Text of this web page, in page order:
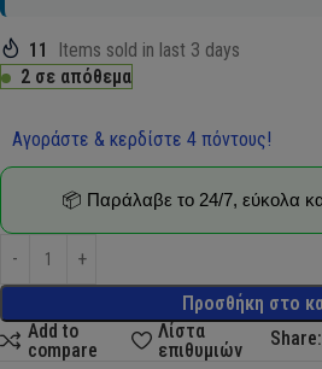
11
Items sold in last 3 days
2 σε απόθεμα
Αγοράστε & κερδίστε 4 πόντους!
Προσθήκη στο
📦 Παράλαβε το 24/7, εύκολα
Add to
compare
Λίστα
επιθυμιών
Share: